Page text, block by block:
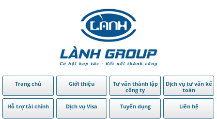
Trang chủ Giới thiệu
Tư vấn thành lập
công ty
Dịch vụ tư vấn kế
toán
Hỗ trợ tài chính Dịch vụ Visa Tuyển dụng Liên hệ